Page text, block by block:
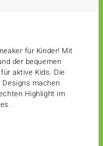
für Kinder! Mit
der bequemen
aktive Kids. Die
Designs machen
Highlight im